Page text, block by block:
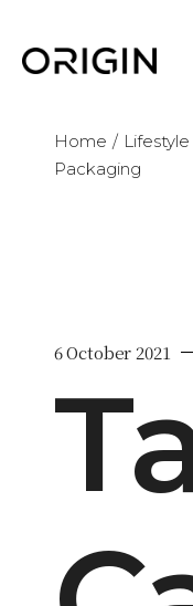
to
the
Home Lifestyle
Packaging
6 October 2021